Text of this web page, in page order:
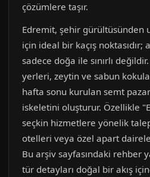
çözümlere taşır.
Edremit, şehir gürültüsünden
için ideal bir kaçış
sadece doğa ile sınırlı
yerleri, zeytin ve sabun
hafta sonu kurulan semt
iskeletini oluşturur. Özellikle
seçkin hizmetlere yönelik
otelleri veya özel apart
Bu arşiv sayfasındaki rehber
tür detayları doğal bir akış